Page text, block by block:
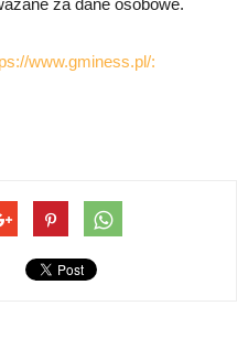
za dane osobowe.
www.gminess.pl/: